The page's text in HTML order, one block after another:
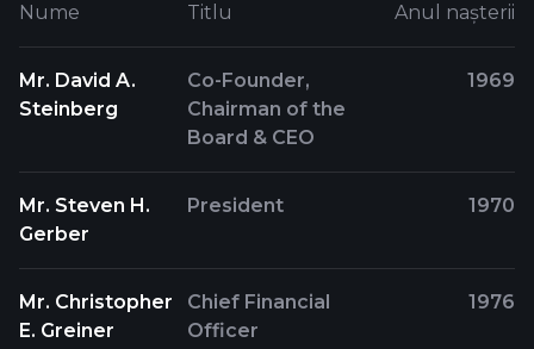
Nume Titlu Anul nașterii
Mr. David A.
Steinberg
Co-Founder,
Chairman of the
Board & CEO
1969
Mr. Steven H.
Gerber
President 1970
Mr. Christopher
E. Greiner
Chief Financial
Officer
1976